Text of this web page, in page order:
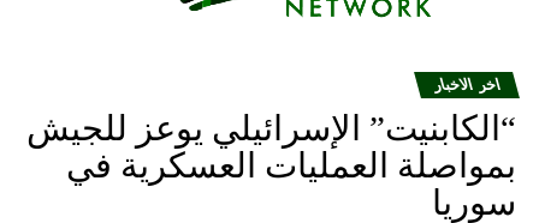
اخر الاخبار
“الكابنيت” الإسرائيلي يوعز للجيش
بمواصلة العمليات العسكرية في
سوريا